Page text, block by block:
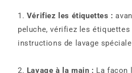
Vérifiez les étiquettes :
peluche, vérifiez les
instructions de lavage
Lavage à la main : La façon